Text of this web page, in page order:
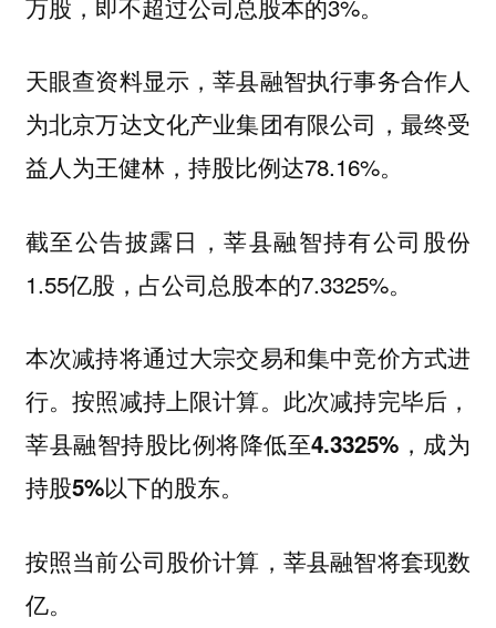
天眼查资料显示，莘县融智执行事务合作人
为北京万达文化产业集团有限公司，最终受
益人为王健林，持股比例达78.16%。
截至公告披露日，莘县融智持有公司股份
1.55亿股，占公司总股本的7.3325%。
本次减持将通过大宗交易和集中竞价方式进
行。按照减持上限计算。 此次减持完毕后，
莘县融智持股比例将降低至4.3325%，成为
持股5%以下的股东。
按照当前公司股价计算，莘县融智将套现数
亿。